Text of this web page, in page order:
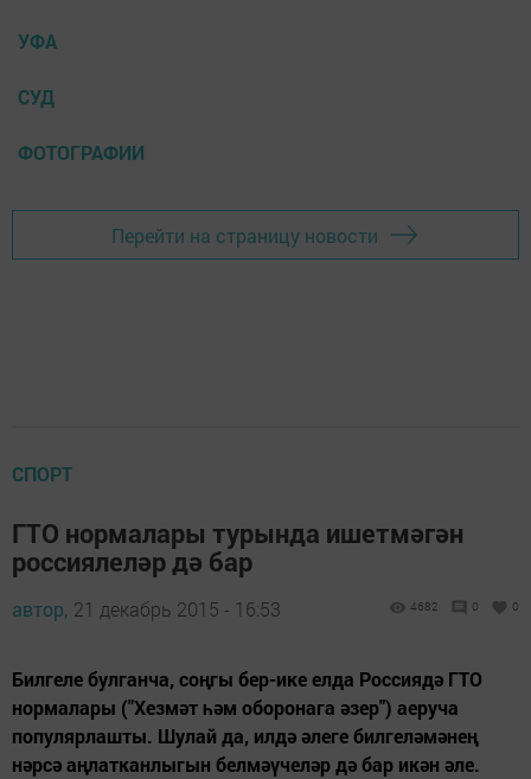
УФА
СУД
ФОТОГРАФИИ
Перейти на страницу новости
СПОРТ
ГТО нормалары турында ишетмәгән
россиялеләр дә бар
автор, 21 декабрь 2015 - 16:53 4682 0 0
Билгеле булганча, соңгы бер-ике елда Россиядә ГТО
нормалары ("Хезмәт һәм оборонага әзер") аеруча
популярлашты. Шулай да, илдә әлеге билгеләмәнең
нәрсә аңлатканлыгын белмәүчеләр дә бар икән әле.